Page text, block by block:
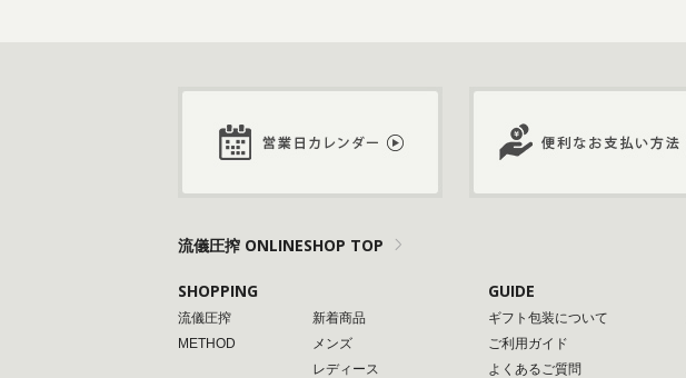
流儀圧搾 ONLINESHOP TOP
SHOPPING
流儀圧搾
METHOD
新着商品
メンズ
レディース
GUIDE
ギフト包装について
ご利用ガイド
よくあるご質問